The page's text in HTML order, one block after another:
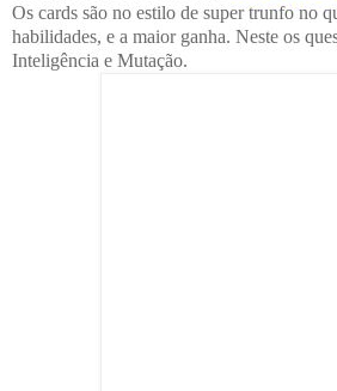
Os cards são no estilo de super trunfo no
habilidades, e a maior ganha. Neste os
Inteligência e Mutação.